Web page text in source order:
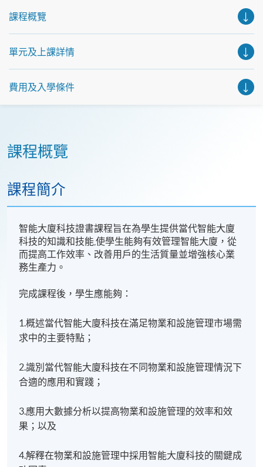
課程概覽
單元及上課詳情
費用及入學條件
課程概覽
課程簡介
智能大廈科技證書課程旨在為學生提供當代智能大廈
科技的知識和技能,使學生能夠有效管理智能大廈，從
而提高工作效率、改善用戶的生活質量並增強核心業
務生產力。
完成課程後，學生應能夠：
1.概述當代智能大廈科技在滿足物業和設施管理市場需
求中的主要特點；
2.識別當代智能大廈科技在不同物業和設施管理情況下
合適的應用和實踐；
3.應用大數據分析以提高物業和設施管理的效率和效
果；以及
4.解釋在物業和設施管理中採用智能大廈科技的關鍵成